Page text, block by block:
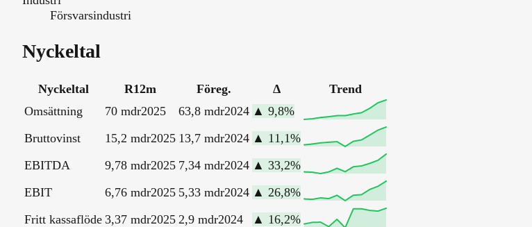
Försvarsindustri
Nyckeltal
Nyckeltal R12m Föreg. Δ
Trend
Omsättning
70 mdr2025 63,8 mdr2024 ▲ 9,8%
Bruttovinst
15,2 mdr2025 13,7 mdr2024 ▲ 11,1%
EBITDA
9,78 mdr2025 7,34 mdr2024 ▲ 33,2%
EBIT
6,76 mdr2025 5,33 mdr2024 ▲ 26,8%
Fritt kassaflöde 3,37 mdr2025 2,9 mdr2024 ▲ 16,2%